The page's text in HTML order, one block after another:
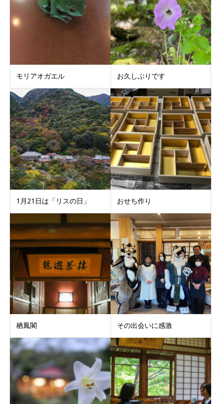
モリアオガエル お久しぶりです
1月21日は「リスの日」 おせち作り
栖鳳閣 その出会いに感激